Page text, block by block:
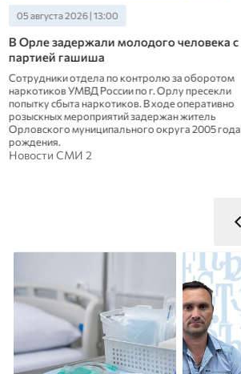
05 августа 2026 | 13:00
В Орле задержали молодого человека с
партией гашиша
Сотрудники отдела по контролю за оборотом
наркотиков УМВД России по г. Орлу пресекли
попытку сбыта наркотиков. В ходе оперативно
розыскных мероприятий задержан житель
Орловского муниципального округа 2005 года
рождения.
Новости СМИ 2